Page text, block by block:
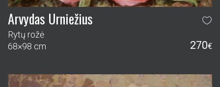
Arvydas Urniežius
Rytų rožė
68×98 cm
270€